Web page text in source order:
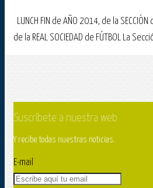
LUNCH FIN de AÑO 2014, de la SECCIÓN
de la REAL SOCIEDAD de FÚTBOL La
Suscríbete a nuestra web
Y recibe todas nuestras noticias.
E-mail